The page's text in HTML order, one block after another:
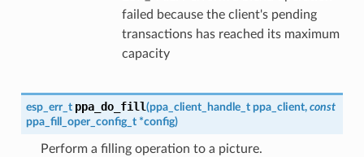
failed because the client's pending
transactions has reached its maximum
capacity
esp_err_t ppa_do_fill(ppa_client_handle_t ppa_client, const
ppa_fill_oper_config_t *config)
Perform a filling operation to a picture.